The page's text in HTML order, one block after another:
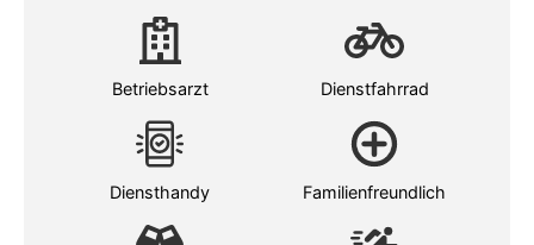
Betriebsarzt Dienstfahrrad
Diensthandy Familienfreundlich